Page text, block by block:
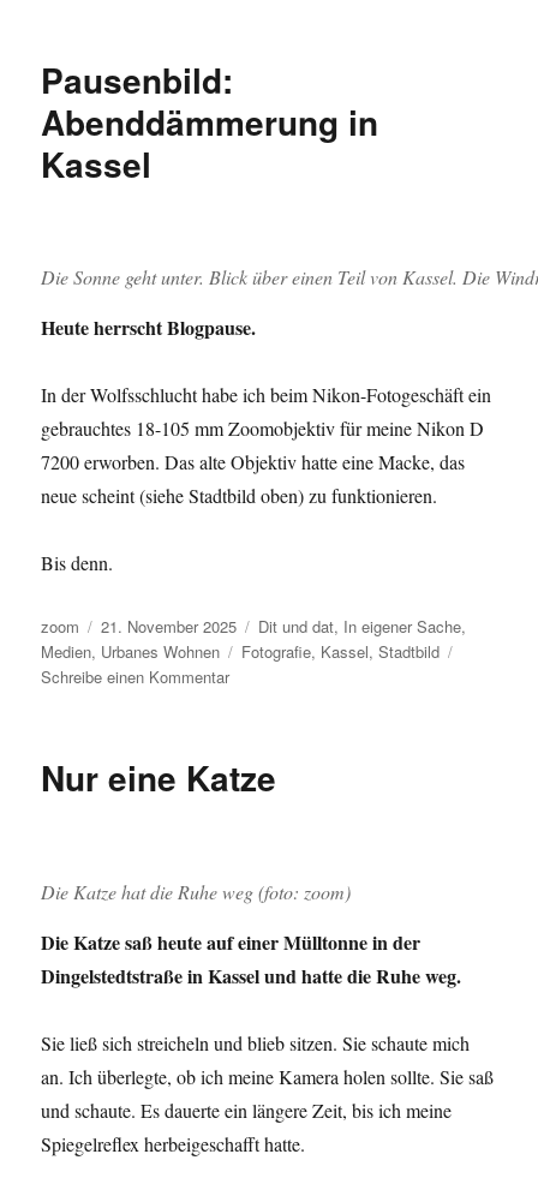
Pausenbild:
Abenddämmerung in
Kassel
Die Sonne geht unter. Blick über einen Teil von Kassel. Die
Heute herrscht Blogpause.
In der Wolfsschlucht habe ich beim Nikon-Fotogeschäft ein
gebrauchtes 18-105 mm Zoomobjektiv für meine Nikon D
7200 erworben. Das alte Objektiv hatte eine Macke, das
neue scheint (siehe Stadtbild oben) zu funktionieren.
Bis denn.
Autor
zoom
Veröffentlicht
am
21. November 2025 Kategorien
Dit und dat, In eigener Sache,
Medien, Urbanes Wohnen Schlagwörter
Fotografie, Kassel,Stadtbild
Schreibe einen Kommentarzu
Kassel
Nur eine Katze
Die Katze hat die Ruhe weg (foto: zoom)
Die Katze saß heute auf einer Mülltonne in der
Dingelstedtstraße in Kassel und hatte die Ruhe weg.
Sie ließ sich streicheln und blieb sitzen. Sie schaute mich
an. Ich überlegte, ob ich meine Kamera holen sollte. Sie saß
und schaute. Es dauerte ein längere Zeit, bis ich meine
Spiegelreflex herbeigeschafft hatte.